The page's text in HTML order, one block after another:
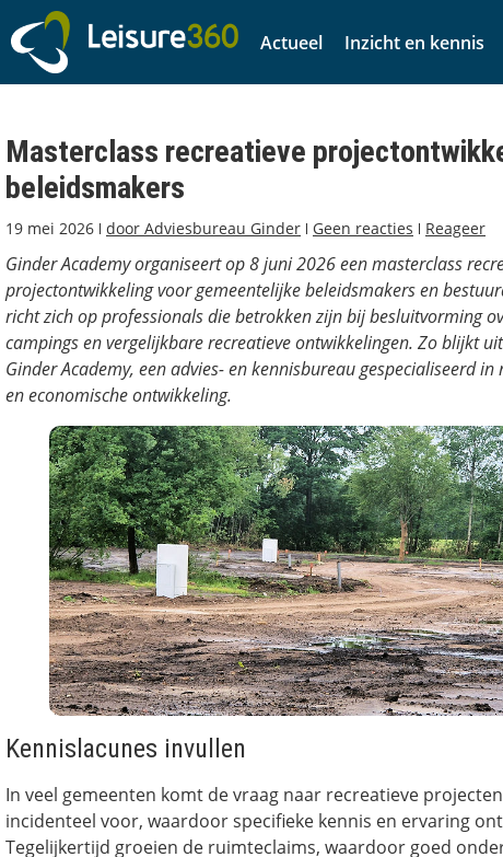
Actueel Inzicht en kennis
Masterclass recreatieve
beleidsmakers
19 mei 2026 door Adviesbureau Ginder Geen reacties Reageer
Ginder Academy organiseert op 8 juni 2026 een masterclass
projectontwikkeling voor gemeentelijke beleidsmakers en
richt zich op professionals die betrokken zijn bij besluitvorming
campings en vergelijkbare recreatieve ontwikkelingen. Zo blijkt
Ginder Academy, een advies- en kennisbureau gespecialiseerd
en economische ontwikkeling.
Kennislacunes invullen
In veel gemeenten komt de vraag naar recreatieve
incidenteel voor, waardoor specifieke kennis en ervaring
Tegelijkertijd groeien de ruimteclaims, waardoor goed